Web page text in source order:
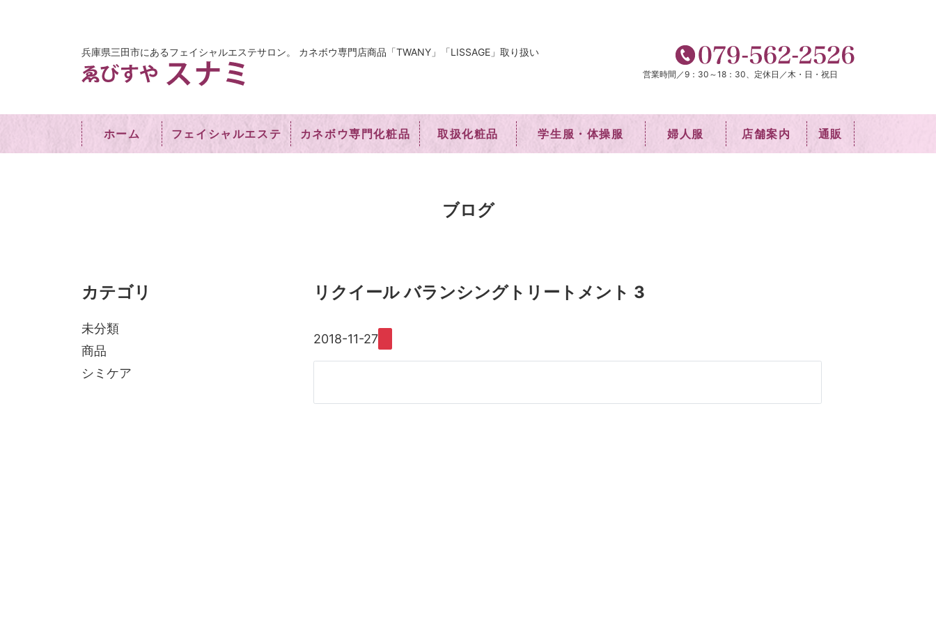
兵庫県三田市にあるフェイシャルエステサロン。 カネボウ専門店商品「TWANY」「LISSAGE」取り扱い
営業時間／9：30～18：30、定休日／木・日・祝日
ホーム フェイシャルエステ カネボウ専門化粧品 取扱化粧品 学生服・体操服 婦人服 店舗案内 通販
ブログ
カテゴリ
未分類
商品
シミケア
リクイール バランシングトリートメント 3
2018-11-27